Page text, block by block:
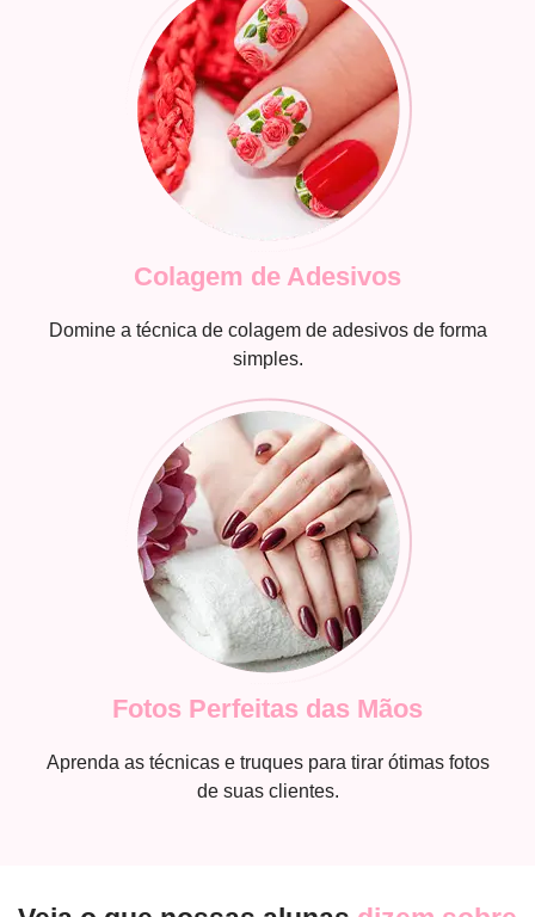
Colagem de Adesivos
Domine a técnica de colagem de adesivos de forma
simples.
Fotos Perfeitas das Mãos
Aprenda as técnicas e truques para tirar ótimas fotos
de suas clientes.